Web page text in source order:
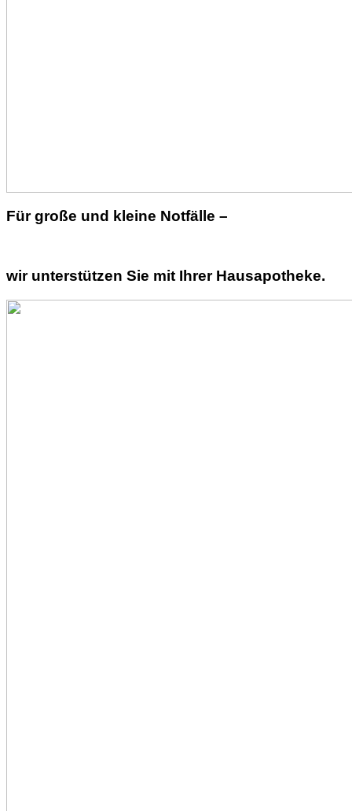
Für große und kleine Notfälle –
wir unterstützen Sie mit Ihrer Hausapotheke.